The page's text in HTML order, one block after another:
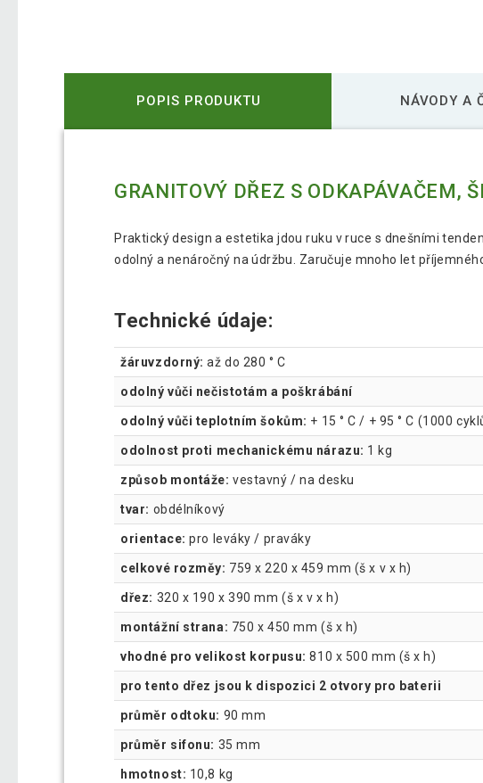
POPIS PRODUKTU NÁVODY A
GRANITOVÝ DŘEZ S ODKAPÁVAČEM,
Praktický design a estetika jdou ruku v ruce s dnešními
odolný a nenáročný na údržbu. Zaručuje mnoho let
Technické údaje:
žáruvzdorný: až do 280 ° C
odolný vůči nečistotám a poškrábání
odolný vůči teplotním šokům: + 15 ° C / + 95 ° C (1000
odolnost proti mechanickému nárazu: 1 kg
způsob montáže: vestavný / na desku
tvar: obdélníkový
orientace: pro leváky / praváky
celkové rozměy: 759 x 220 x 459 mm (š x v x h)
dřez: 320 x 190 x 390 mm (š x v x h)
montážní strana: 750 x 450 mm (š x h)
vhodné pro velikost korpusu: 810 x 500 mm (š x h)
pro tento dřez jsou k dispozici 2 otvory pro baterii
průměr odtoku: 90 mm
průměr sifonu: 35 mm
hmotnost: 10,8 kg